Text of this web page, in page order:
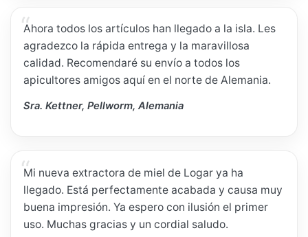
Ahora todos los artículos han llegado a la isla. Les
agradezco la rápida entrega y la maravillosa
calidad. Recomendaré su envío a todos los
apicultores amigos aquí en el norte de Alemania.
Sra. Kettner, Pellworm, Alemania
Mi nueva extractora de miel de Logar ya ha
llegado. Está perfectamente acabada y causa muy
buena impresión. Ya espero con ilusión el primer
uso. Muchas gracias y un cordial saludo.